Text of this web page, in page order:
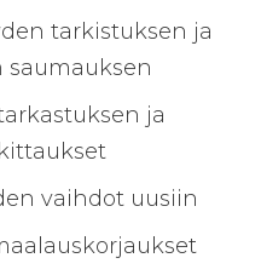
tarkistuksen ja
saumauksen
ja
vaihdot uusiin